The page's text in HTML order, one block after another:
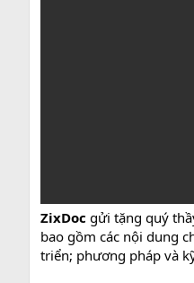
ZixDoc gửi tặng quý
bao gồm các nội dung
triển; phương pháp và